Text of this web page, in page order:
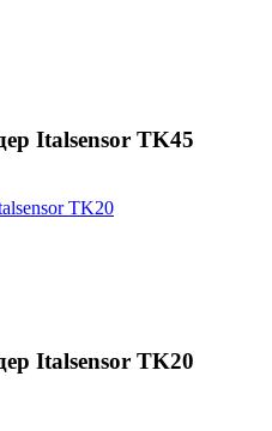
Italsensor TK45
Italsensor TK20